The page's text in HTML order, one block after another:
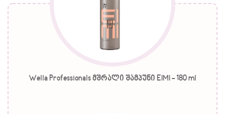
Wella Professionals მშრალი შამპუნი EIMI - 180 ml